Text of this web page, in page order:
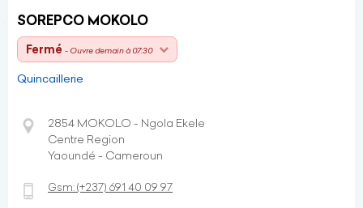
SOREPCO MOKOLO
Fermé - Ouvre demain à 07:30
Quincaillerie
2854 MOKOLO - Ngola Ekele
Centre Region
Yaoundé - Cameroun
Gsm:(+237) 691 40 09 97